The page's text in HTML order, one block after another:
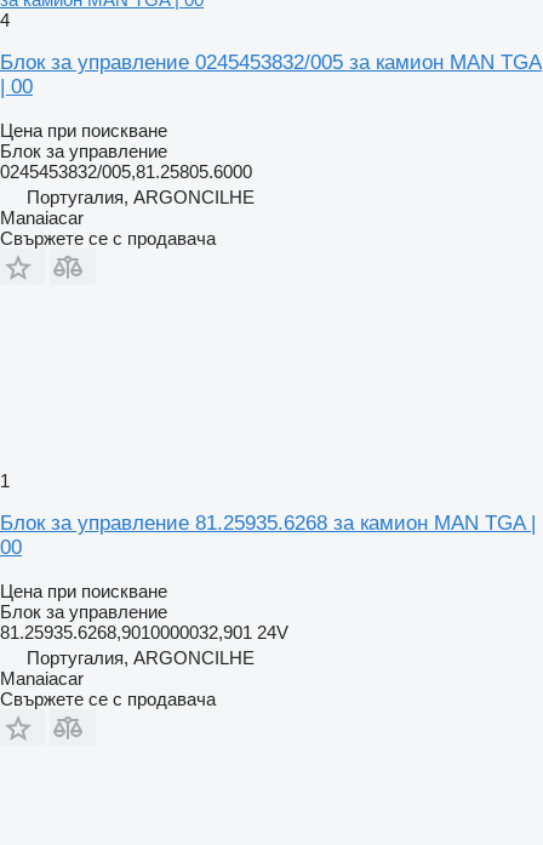
4
Блок за управление 0245453832/005 за камион MAN TGA
| 00
Цена при поискване
Блок за управление
0245453832/005,81.25805.6000
Португалия, ARGONCILHE
Manaiacar
Свържете се с продавача
1
Блок за управление 81.25935.6268 за камион MAN TGA |
00
Цена при поискване
Блок за управление
81.25935.6268,9010000032,901 24V
Португалия, ARGONCILHE
Manaiacar
Свържете се с продавача